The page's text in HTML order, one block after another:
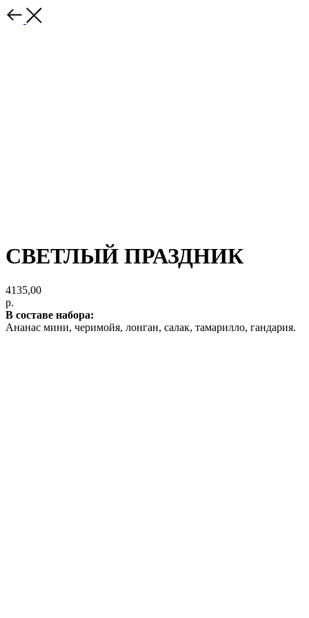
СВЕТЛЫЙ ПРАЗДНИК
4135,00
р.
В составе набора:
Ананас мини, черимойя, лонган, салак, тамарилло, гандария.